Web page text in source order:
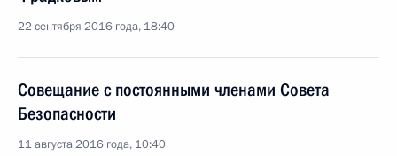
22 сентября 2016 года, 18:40
Совещание с постоянными членами Совета
Безопасности
11 августа 2016 года, 10:40